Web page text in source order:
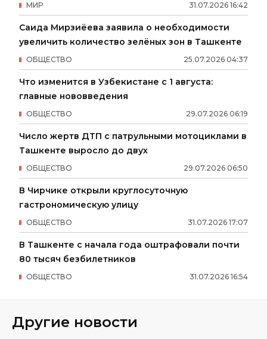
31.07.2026 16:42
МИР
Саида Мирзиёева заявила о необходимости
увеличить количество зелёных зон в Ташкенте
25.07.2026 04:37
ОБЩЕСТВО
Что изменится в Узбекистане с 1 августа:
главные нововведения
29.07.2026 06:19
ОБЩЕСТВО
Число жертв ДТП с патрульными мотоциклами в
Ташкенте выросло до двух
29.07.2026 06:50
ОБЩЕСТВО
В Чирчике открыли круглосуточную
гастрономическую улицу
31.07.2026 17:07
ОБЩЕСТВО
В Ташкенте с начала года оштрафовали почти
80 тысяч безбилетников
31.07.2026 16:54
ОБЩЕСТВО
Другие новости